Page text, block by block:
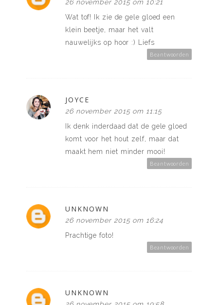
26 november 2015 om 10:21
Wat tof! Ik zie de gele gloed een
klein beetje, maar het valt
nauwelijks op hoor :) Liefs
Beantwoorden
JOYCE
26 november 2015 om 11:15
Ik denk inderdaad dat de gele gloed
komt voor het hout zelf, maar dat
maakt hem niet minder mooi!
Beantwoorden
UNKNOWN
26 november 2015 om 16:24
Prachtige foto!
Beantwoorden
UNKNOWN